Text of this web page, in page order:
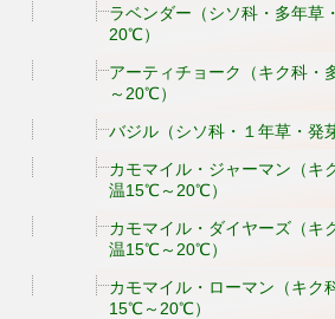
ラベンダー（シソ科・多年草
20℃）
アーティチョーク（キク科
～20℃）
バジル（シソ科・１年草・発
カモマイル・ジャーマン（キ
温15℃～20℃）
カモマイル・ダイヤーズ（キ
温15℃～20℃）
カモマイル・ローマン（キク
15℃～20℃）